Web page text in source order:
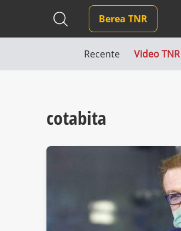
Berea TNR
Recente Video TNR
cotabita